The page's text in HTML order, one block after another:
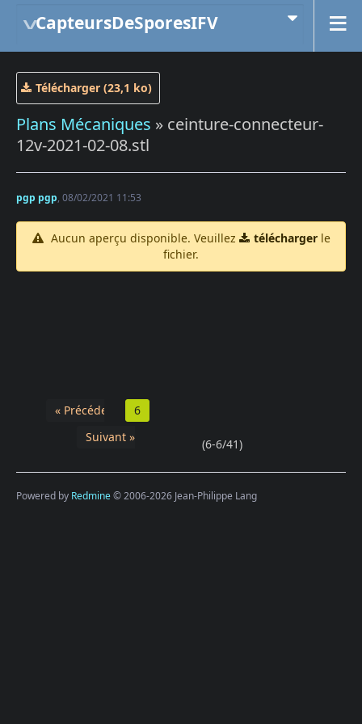
CapteursDeSporesIFV
Télécharger (23,1 ko)
Plans Mécaniques » ceinture-connecteur-
12v-2021-02-08.stl
pgp pgp, 08/02/2021 11:53
Aucun aperçu disponible. Veuillez téléchargerle
fichier.
« Précédent
6
Suivant »
(6-6/41)
Powered by Redmine© 2006-2026 Jean-Philippe Lang